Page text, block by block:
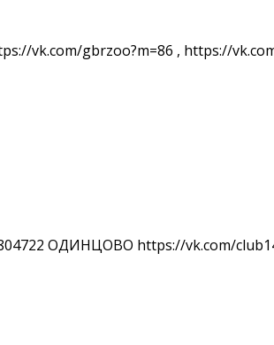
vk.com/gbrzoo?m=86 , https://
ОДИНЦОВО https://vk.com/